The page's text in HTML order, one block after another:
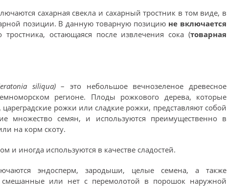
сахарная свекла и сахарный тростник в том виде, в
позиции. В данную товарную позицию не включается
тростника, остающаяся после извлечения сока (товарная
siliqua)– это небольшое вечнозеленое древесное
регионе. Плоды рожкового дерева, которые
цареградские рожки или сладкие рожки, представляют собой
множество семян, и используются преимущественно в
на корм скоту.
и иногда используются в качестве сладостей.
эндосперм, зародыши, целые семена, а также
или нет с перемолотой в порошок наружной